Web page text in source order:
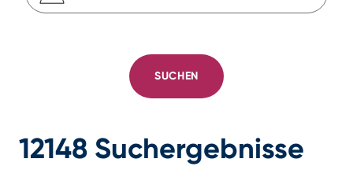
SUCHEN
12148 Suchergebnisse